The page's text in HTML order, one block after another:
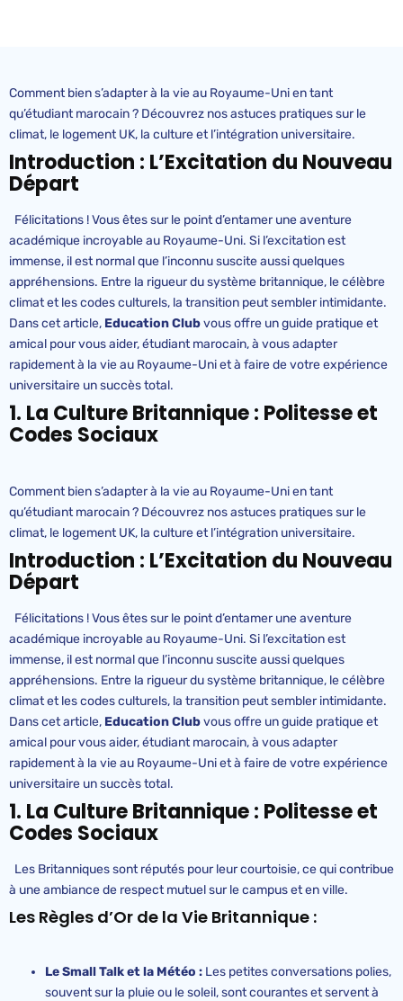
Comment bien s’adapter à la vie au Royaume-Uni en tant
qu’étudiant marocain ? Découvrez nos astuces pratiques sur le
climat, le logement UK, la culture et l’intégration universitaire.
Introduction : L’Excitation du Nouveau
Départ
Félicitations ! Vous êtes sur le point d’entamer une aventure
académique incroyable au Royaume-Uni. Si l’excitation est
immense, il est normal que l’inconnu suscite aussi quelques
appréhensions. Entre la rigueur du système britannique, le célèbre
climat et les codes culturels, la transition peut sembler intimidante.
Dans cet article, Education Clubvous offre un guide pratique et
amical pour vous aider, étudiant marocain, à vous adapter
rapidement à la vie au Royaume-Uni et à faire de votre expérience
universitaire un succès total.
1. La Culture Britannique : Politesse et
Codes Sociaux
Comment bien s’adapter à la vie au Royaume-Uni en tant
qu’étudiant marocain ? Découvrez nos astuces pratiques sur le
climat, le logement UK, la culture et l’intégration universitaire.
Introduction : L’Excitation du Nouveau
Départ
Félicitations ! Vous êtes sur le point d’entamer une aventure
académique incroyable au Royaume-Uni. Si l’excitation est
immense, il est normal que l’inconnu suscite aussi quelques
appréhensions. Entre la rigueur du système britannique, le célèbre
climat et les codes culturels, la transition peut sembler intimidante.
Dans cet article, Education Clubvous offre un guide pratique et
amical pour vous aider, étudiant marocain, à vous adapter
rapidement à la vie au Royaume-Uni et à faire de votre expérience
universitaire un succès total.
1. La Culture Britannique : Politesse et
Codes Sociaux
Les Britanniques sont réputés pour leur courtoisie, ce qui contribue
à une ambiance de respect mutuel sur le campus et en ville.
Les Règles d’Or de la Vie Britannique :
Le Small Talk et la Météo : Les petites conversations polies,
souvent sur la pluie ou le soleil, sont courantes et servent à